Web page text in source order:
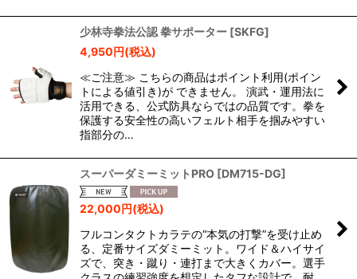
少林寺拳法公認 拳サポーター [SKFG]
4,950円(税込)
≪ご注意≫ こちらの商品はポイント利用(ポイン
トによる値引き)が できません。 演武・運用法に
活用できる、公式防具ならではの品質です。拳を
保護する安全性の高いフェルト相手を掴みやすい
指部分の…
スーパーダミーミットPRO [DM715-DG]
22,000円(税込)
フルコンタクトカラテの“本気の打撃”を受け止め
る、定番サイズダミーミット。ワイド＆ハイサイ
ズで、突き・蹴り・連打まで大きくカバー。選手